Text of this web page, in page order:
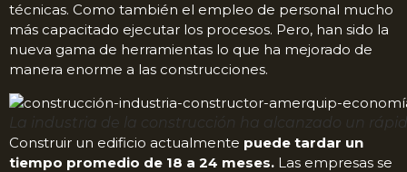
técnicas. Como también el empleo de personal mucho
más capacitado ejecutar los procesos. Pero, han sido la
nueva gama de herramientas lo que ha mejorado de
manera enorme a las construcciones.
La industria de la construcción ha alcanzado un
Construir un edificio actualmente puede tardar un
tiempo promedio de 18 a 24 meses. Las empresas se